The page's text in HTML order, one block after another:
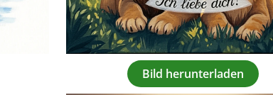
Bild herunterladen